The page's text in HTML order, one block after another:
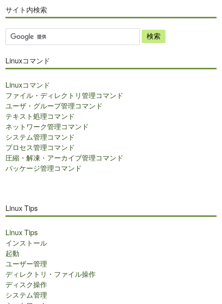
サイト内検索
サ
イ
内
索
Linuxコマンド
Linuxコマンド
ファイル・ディレクトリ管理コマンド
ユーザ・グループ管理コマンド
テキスト処理コマンド
ネットワーク管理コマンド
システム管理コマンド
プロセス管理コマンド
圧縮・解凍・アーカイブ管理コマンド
パッケージ管理コマンド
Linux Tips
Linux Tips
インストール
起動
ユーザー管理
ディレクトリ・ファイル操作
ディスク操作
システム管理